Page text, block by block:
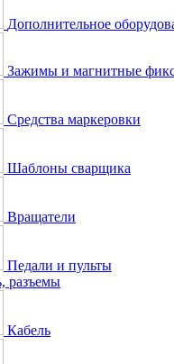
Дополнительное
Зажимы и магнитные
Средства маркеровки
Шаблоны сварщика
Вращатели
Педали и пульты
разъемы
Кабель